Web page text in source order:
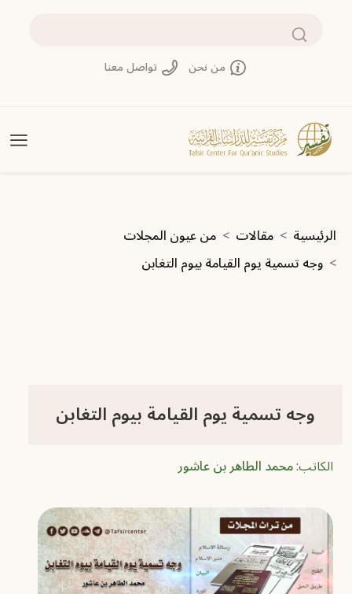
بحث
من نحن تواصل معنا
مسار التنقل
الرئيسية مقالات
من عيون المجلات
وجه تسمية يوم القيامة بيوم التغابن
وجه تسمية يوم القيامة بيوم التغابن
الكاتب:محمد الطاهر بن عاشور